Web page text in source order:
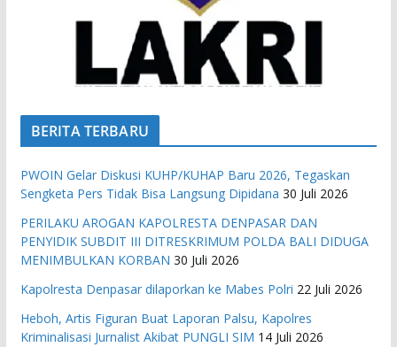
BERITA TERBARU
PWOIN Gelar Diskusi KUHP/KUHAP Baru 2026, Tegaskan
Sengketa Pers Tidak Bisa Langsung Dipidana 30 Juli 2026
PERILAKU AROGAN KAPOLRESTA DENPASAR DAN
PENYIDIK SUBDIT III DITRESKRIMUM POLDA BALI DIDUGA
MENIMBULKAN KORBAN 30 Juli 2026
Kapolresta Denpasar dilaporkan ke Mabes Polri 22 Juli 2026
Heboh, Artis Figuran Buat Laporan Palsu, Kapolres
Kriminalisasi Jurnalist Akibat PUNGLI SIM 14 Juli 2026